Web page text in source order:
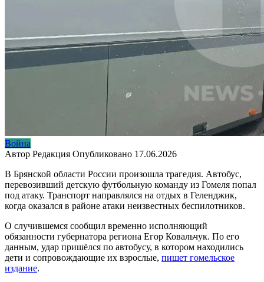
Война
Автор Редакция Опубликовано 17.06.2026
В Брянской области России произошла трагедия. Автобус,
перевозивший детскую футбольную команду из Гомеля попал
под атаку. Транспорт направлялся на отдых в Геленджик,
когда оказался в районе атаки неизвестных беспилотников.
О случившемся сообщил временно исполняющий
обязанности губернатора региона Егор Ковальчук. По его
данным, удар пришёлся по автобусу, в котором находились
дети и сопровождающие их взрослые, пишет гомельское
издание.